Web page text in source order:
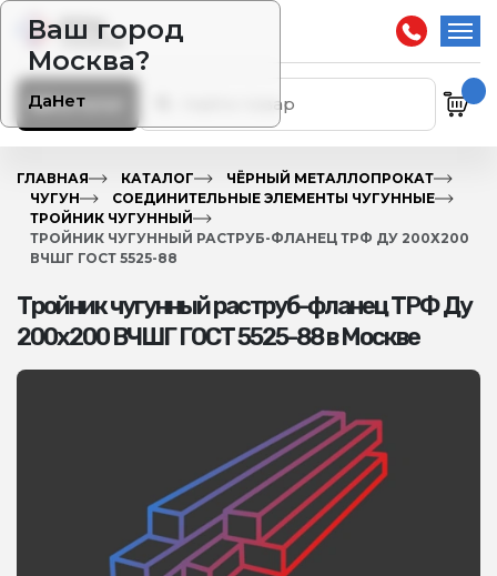
Ваш город
Москва?
ДаНет
Каталог
ГЛАВНАЯ КАТАЛОГ
ЧЁРНЫЙ МЕТАЛЛОПРОКАТ
ЧУГУН
СОЕДИНИТЕЛЬНЫЕ ЭЛЕМЕНТЫ ЧУГУННЫЕ
ТРОЙНИК ЧУГУННЫЙ
ТРОЙНИК ЧУГУННЫЙ РАСТРУБ-ФЛАНЕЦ ТРФ ДУ 200Х200
ВЧШГ ГОСТ 5525-88
Тройник чугунный раструб-фланец ТРФ Ду
200х200 ВЧШГ ГОСТ 5525-88 в Москве